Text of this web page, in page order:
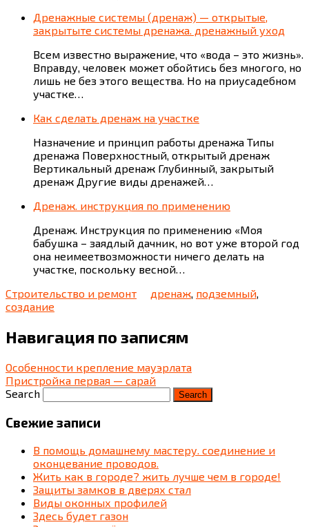
Дренажные системы (дренаж) — открытые,
закрытыте системы дренажа. дренажный уход
Всем известно выражение, что «вода – это жизнь».
Вправду, человек может обойтись без многого, но
лишь не без этого вещества. Но на приусадебном
участке…
Как сделать дренаж на участке
Назначение и принцип работы дренажа Типы
дренажа Поверхностный, открытый дренаж
Вертикальный дренаж Глубинный, закрытый
дренаж Другие виды дренажей…
Дренаж. инструкция по применению
Дренаж. Инструкция по применению «Моя
бабушка – заядлый дачник, но вот уже второй год
она неимеетвозможности ничего делать на
участке, поскольку весной…
Строительство и ремонт
дренаж, подземный,
создание
Навигация по записям
Особенности крепление мауэрлата
Пристройка первая — сарай
Search
Свежие записи
В помощь домашнему мастеру. соединение и
оконцевание проводов.
Жить как в городе? жить лучше чем в городе!
Защиты замков в дверях стал
Виды оконных профилей
Здесь будет газон